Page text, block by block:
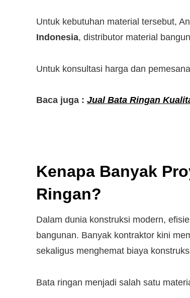
Untuk kebutuhan material tersebut,
Indonesia, distributor material
Untuk konsultasi harga dan
Baca juga : Jual Bata Ringan
Kenapa Banyak
Ringan?
Dalam dunia konstruksi modern,
bangunan. Banyak kontraktor kini
sekaligus menghemat biaya
Bata ringan menjadi salah satu